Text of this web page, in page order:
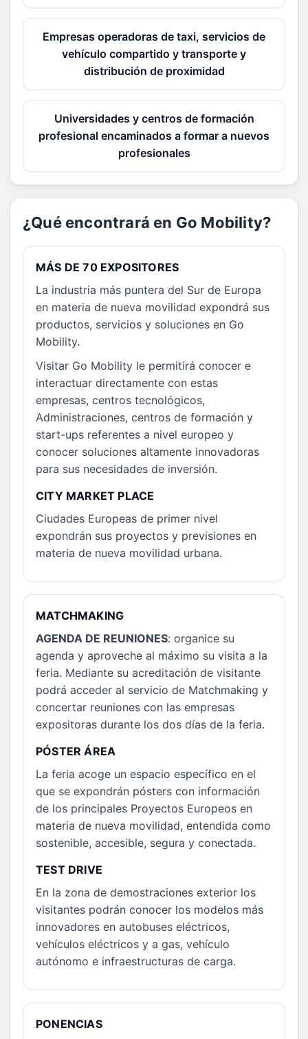
Empresas operadoras de taxi, servicios de
vehículo compartido y transporte y
distribución de proximidad
Universidades y centros de formación
profesional encaminados a formar a nuevos
profesionales
¿Qué encontrará en Go Mobility?
MÁS DE 70 EXPOSITORES
La industria más puntera del Sur de Europa
en materia de nueva movilidad expondrá sus
productos, servicios y soluciones en Go
Mobility.
Visitar Go Mobility le permitirá conocer e
interactuar directamente con estas
empresas, centros tecnológicos,
Administraciones, centros de formación y
start-ups referentes a nivel europeo y
conocer soluciones altamente innovadoras
para sus necesidades de inversión.
CITY MARKET PLACE
Ciudades Europeas de primer nivel
expondrán sus proyectos y previsiones en
materia de nueva movilidad urbana.
MATCHMAKING
AGENDA DE REUNIONES: organice su
agenda y aproveche al máximo su visita a la
feria. Mediante su acreditación de visitante
podrá acceder al servicio de Matchmaking y
concertar reuniones con las empresas
expositoras durante los dos días de la feria.
PÓSTER ÁREA
La feria acoge un espacio específico en el
que se expondrán pósters con información
de los principales Proyectos Europeos en
materia de nueva movilidad, entendida como
sostenible, accesible, segura y conectada.
TEST DRIVE
En la zona de demostraciones exterior los
visitantes podrán conocer los modelos más
innovadores en autobuses eléctricos,
vehículos eléctricos y a gas, vehículo
autónomo e infraestructuras de carga.
PONENCIAS